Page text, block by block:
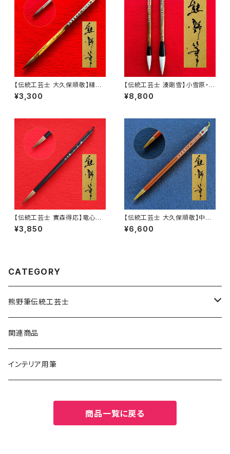
【伝統工芸士 大久保順敬】精品
鼬毛 空海
¥3,300
【伝統工芸士 湊剛雪】小雪原・大
雪原
¥8,800
【伝統工芸士 實森得応】竜心
小
¥3,850
【伝統工芸士 大久保順敬】中鼬
毛 書聖
¥6,600
CATEGORY
熊野筆伝統工芸士
碓井真光
荒谷 城舟
関連商品
インテリア用筆
商品一覧に戻る